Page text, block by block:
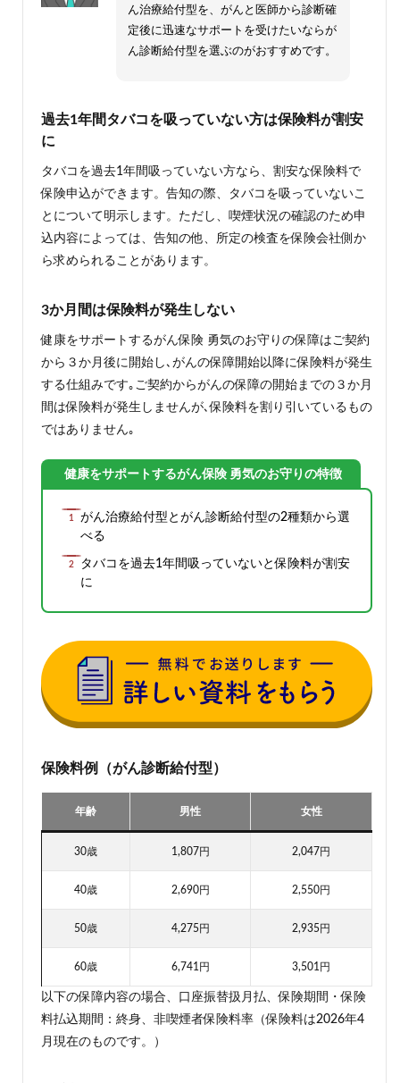
ん治療給付型を、がんと医師から診断確
定後に迅速なサポートを受けたいならが
ん診断給付型を選ぶのがおすすめです。
過去1年間タバコを吸っていない方は保険料が割安
に
タバコを過去1年間吸っていない方なら、割安な保険料で
保険申込ができます。告知の際、タバコを吸っていないこ
とについて明示します。ただし、喫煙状況の確認のため申
込内容によっては、告知の他、所定の検査を保険会社側か
ら求められることがあります。
3か月間は保険料が発生しない
健康をサポートするがん保険 勇気のお守りの保障はご契約
から３か月後に開始し､がんの保障開始以降に保険料が発生
する仕組みです｡ご契約からがんの保障の開始までの３か月
間は保険料が発生しませんが､保険料を割り引いているもの
ではありません｡
健康をサポートするがん保険 勇気のお守りの特徴
がん治療給付型とがん診断給付型の2種類から選
べる
タバコを過去1年間吸っていないと保険料が割安
に
保険料例（がん診断給付型）
年齢 男性 女性
30歳 1,807円 2,047円
40歳 2,690円 2,550円
50歳 4,275円 2,935円
60歳 6,741円 3,501円
以下の保障内容の場合、口座振替扱月払、保険期間・保険
料払込期間：終身、非喫煙者保険料率（保険料は2026年4
月現在のものです。）